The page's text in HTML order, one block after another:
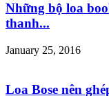
Những bộ loa
thanh...
January 25, 2016
Loa Bose nên